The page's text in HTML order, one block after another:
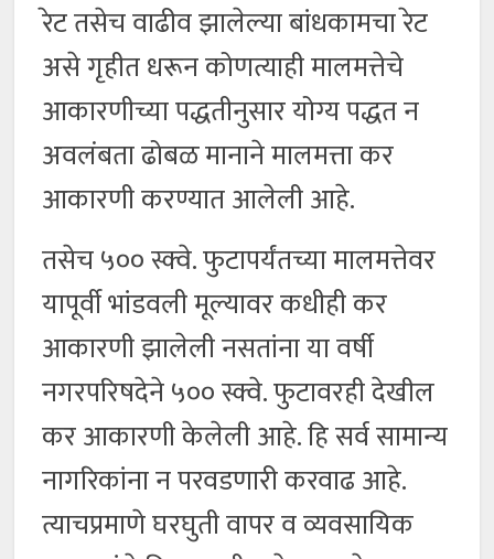
रेट तसेच वाढीव झालेल्या बांधकामचा रेट
असे गृहीत धरून कोणत्याही मालमत्तेचे
आकारणीच्या पद्धतीनुसार योग्य पद्धत न
अवलंबता ढोबळ मानाने मालमत्ता कर
आकारणी करण्यात आलेली आहे.
तसेच ५०० स्क्वे. फुटापर्यंतच्या मालमत्तेवर
यापूर्वी भांडवली मूल्यावर कधीही कर
आकारणी झालेली नसतांना या वर्षी
नगरपरिषदेने ५०० स्क्वे. फुटावरही देखील
कर आकारणी केलेली आहे. हि सर्व सामान्य
नागरिकांना न परवडणारी करवाढ आहे.
त्याचप्रमाणे घरघुती वापर व व्यवसायिक